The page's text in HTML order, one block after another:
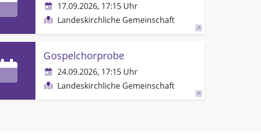
17.09.2026, 17:15 Uhr
Landeskirchliche Gemeinschaft
Gospelchorprobe
24.09.2026, 17:15 Uhr
Landeskirchliche Gemeinschaft